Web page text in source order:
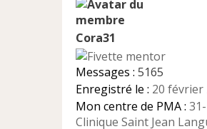
Cora31
Messages : 5165
Enregistré le : 20 février
Mon centre de PMA : 31-
Clinique Saint Jean